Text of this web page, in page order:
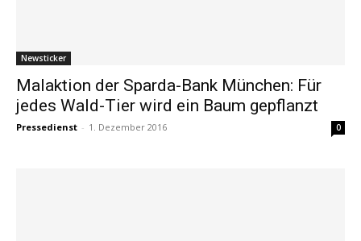
Newsticker
Malaktion der Sparda-Bank München: Für
jedes Wald-Tier wird ein Baum gepflanzt
Pressedienst - 1. Dezember 2016 0